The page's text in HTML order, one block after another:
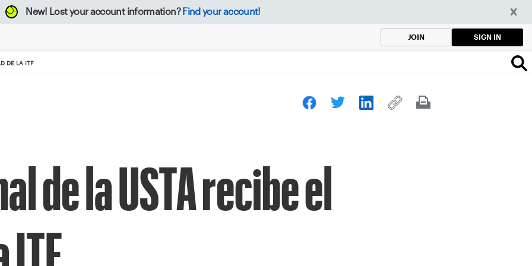
New! Lost your account information? Find your account!
JOIN SIGN IN
DE LA ITF
de la USTA recibe el
ITF